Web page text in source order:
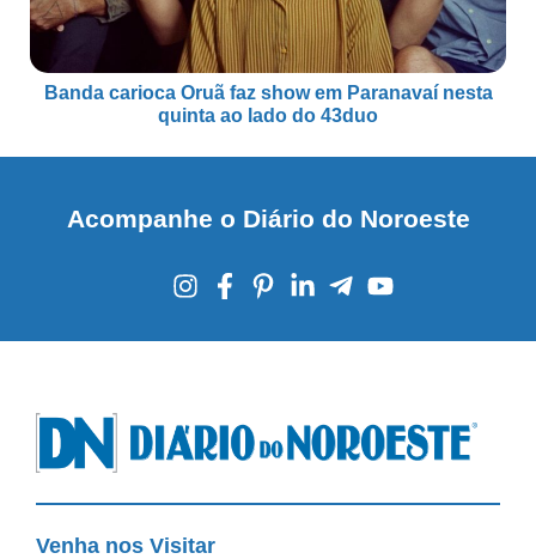
Banda carioca Oruã faz show em Paranavaí nesta
quinta ao lado do 43duo
Acompanhe o Diário do Noroeste
Venha nos Visitar